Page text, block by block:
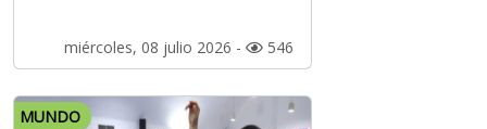
miércoles, 08 julio 2026 - 546
MUNDO